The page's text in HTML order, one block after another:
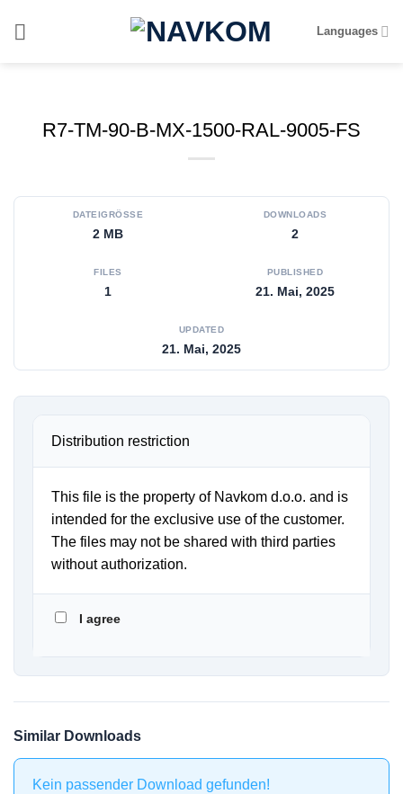
Languages
R7-TM-90-B-MX-1500-RAL-9005-FS
DATEIGRÖSSE
2 MB
DOWNLOADS
2
FILES
1
PUBLISHED
21. Mai, 2025
UPDATED
21. Mai, 2025
Distribution restriction
This file is the property of Navkom d.o.o. and is
intended for the exclusive use of the customer.
The files may not be shared with third parties
without authorization.
I agree
Similar Downloads
Kein passender Download gefunden!